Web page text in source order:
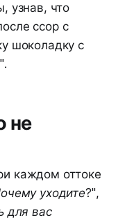
узнав, что
ссор с
шоколадку с
.
не
каждом оттоке
уходите?",
для вас